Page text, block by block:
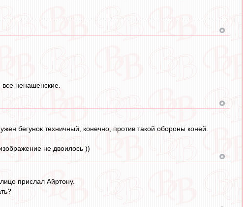
ненашенские.
бегунок техничный, конечно, против такой обороны коней.
не двоилось ))
прислал Айртону.